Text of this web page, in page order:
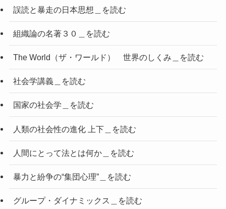
誤読と暴走の日本思想＿を読む
組織論の名著３０＿を読む
The World（ザ・ワールド） 世界のしくみ＿を読む
社会学講義＿を読む
国家の社会学＿を読む
人類の社会性の進化 上下＿を読む
人間にとって法とは何か＿を読む
暴力と紛争の“集団心理”＿を読む
グループ・ダイナミックス＿を読む